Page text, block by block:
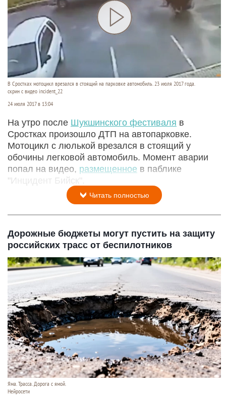
В Сростках мотоцикл врезался в стоящий на парковке автомобиль. 23 июля 2017 года.
скрин с видео incident_22
24 июля 2017 в 13:04
На утро после Шукшинского фестиваля в
Сростках произошло ДТП на автопарковке.
Мотоцикл с люлькой врезался в стоящий у
обочины легковой автомобиль. Момент аварии
попал на видео, размещенное в паблике
"Инцидент Бийск".
Читать полностью
Дорожные бюджеты могут пустить на защиту
российских трасс от беспилотников
Яма. Трасса. Дорога с ямой.
Нейросети